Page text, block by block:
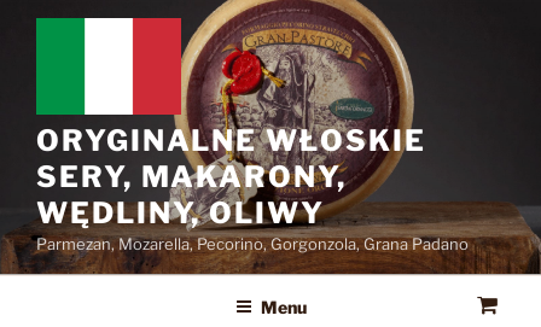
Przejdź
ORYGINALNE WŁOSKIE
SERY, MAKARONY,
WĘDLINY, OLIWY
Parmezan, Mozarella, Pecorino, Gorgonzola, Grana Padano
Menu